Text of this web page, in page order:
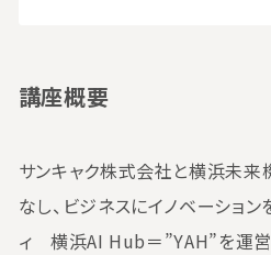
講座概要
サンキャク株式会社と横浜未来
なし、ビジネスにイノベーショ
ィ 横浜AI Hub＝”YAH”を運営